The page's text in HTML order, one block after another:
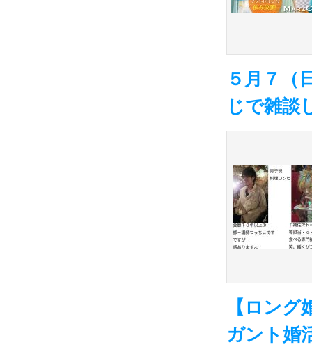
５月７（
じで雑談
【ロン
ガント婚